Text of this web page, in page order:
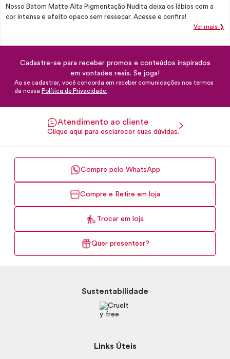
Nosso Batom Matte Alta Pigmentação Nudita deixa os lábios com a
cor intensa e efeito opaco sem ressecar. Acesse e confira!
Ver mais ❯
Cadastre-se para receber promos e conteúdos inspirados
em vontades reais. Se joga!
Ao se cadastrar, você concorda em receber comunicações nos termos
da nossa Política de Privacidade .
Atendimento ao cliente
Clique aqui para esclarecer suas dúvidas.
Compre pelo WhatsApp
Compre e Retire em loja
Trocar em loja
Quer presentear?
Sustentabilidade
Links Úteis